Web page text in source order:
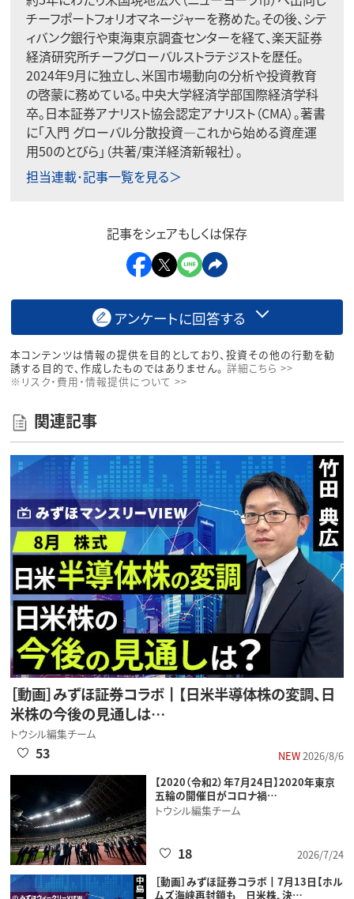
チーフポートフォリオマネージャーを務めた。その後、シテ
ィバンク銀行や東海東京調査センターを経て、楽天証券
経済研究所チーフグローバルストラテジストを歴任。
2024年9月に独立し、米国市場動向の分析や投資教育
の啓蒙に務めている。中央大学経済学部国際経済学科
卒。日本証券アナリスト協会認定アナリスト（CMA）。著書
に「入門 グローバル分散投資―これから始める資産運
用50のとびら」（共著/東洋経済新報社）。
担当連載･記事一覧を見る＞
記事をシェアもしくは保存
アンケートに回答する
本コンテンツは情報の提供を目的としており、投資その他の行動を勧
誘する目的で、作成したものではありません。 詳細こちら >>
※リスク・費用・情報提供について >>
関連記事
［動画］みずほ証券コラボ┃【日米半導体株の変調、日
米株の今後の見通しは…
トウシル編集チーム
NEW2026/8/6
53
【2020（令和2）年7月24日】2020年東京
五輪の開催日がコロナ禍…
トウシル編集チーム
2026/7/24
18
［動画］みずほ証券コラボ┃7月13日【ホル
ムズ海峡再封鎖も 日米株、決…